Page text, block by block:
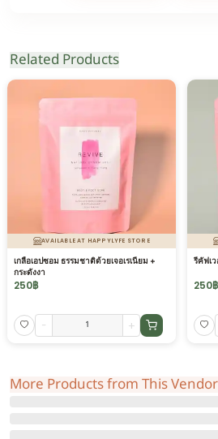
Related Products
AVAILABLE AT HAPPYLYFE STORE
เกลือเอปซอม ธรรมชาติด้วยเจอเรเนียม +
กระดังงา
250฿
- +
รีคัฟเ
250฿
More Products from This Vendor